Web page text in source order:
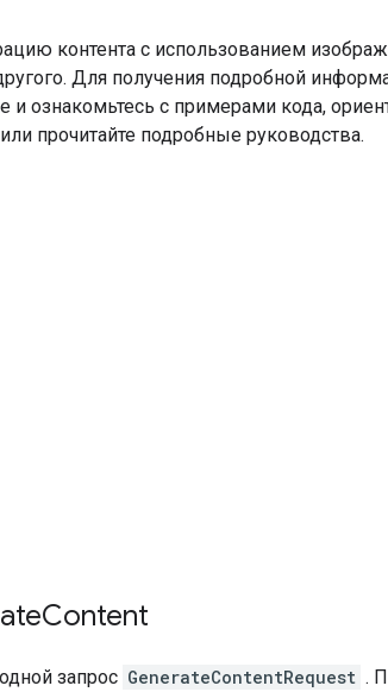
контента с использованием
Для получения подробной
и ознакомьтесь с примерами кода,
прочитайте подробные руководства.
Content
запрос GenerateContentRequest .